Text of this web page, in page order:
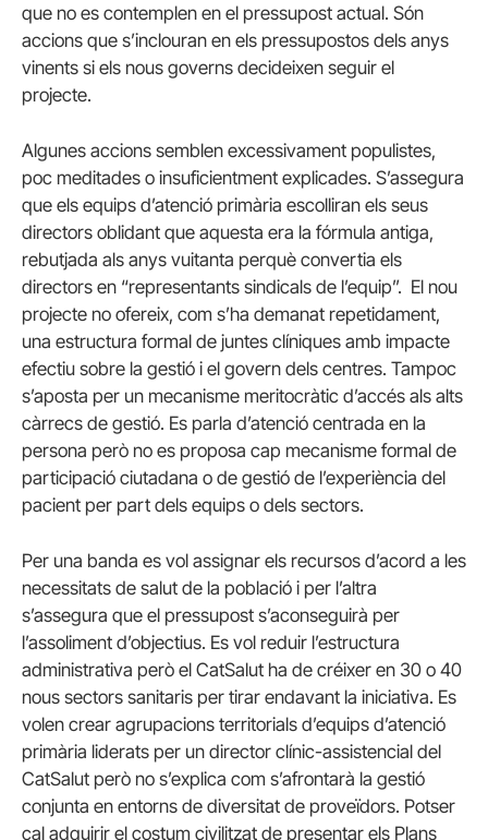
que no es contemplen en el pressupost actual. Són
accions que s’inclouran en els pressupostos dels anys
vinents si els nous governs decideixen seguir el
projecte.
Algunes accions semblen excessivament populistes,
poc meditades o insuficientment explicades. S’assegura
que els equips d’atenció primària escolliran els seus
directors oblidant que aquesta era la fórmula antiga,
rebutjada als anys vuitanta perquè convertia els
directors en “representants sindicals de l’equip”. El nou
projecte no ofereix, com s’ha demanat repetidament,
una estructura formal de juntes clíniques amb impacte
efectiu sobre la gestió i el govern dels centres. Tampoc
s’aposta per un mecanisme meritocràtic d’accés als alts
càrrecs de gestió. Es parla d’atenció centrada en la
persona però no es proposa cap mecanisme formal de
participació ciutadana o de gestió de l’experiència del
pacient per part dels equips o dels sectors.
Per una banda es vol assignar els recursos d’acord a les
necessitats de salut de la població i per l’altra
s’assegura que el pressupost s’aconseguirà per
l’assoliment d’objectius. Es vol reduir l’estructura
administrativa però el CatSalut ha de créixer en 30 o 40
nous sectors sanitaris per tirar endavant la iniciativa. Es
volen crear agrupacions territorials d’equips d’atenció
primària liderats per un director clínic-assistencial del
CatSalut però no s’explica com s’afrontarà la gestió
conjunta en entorns de diversitat de proveïdors. Potser
cal adquirir el costum civilitzat de presentar els Plans